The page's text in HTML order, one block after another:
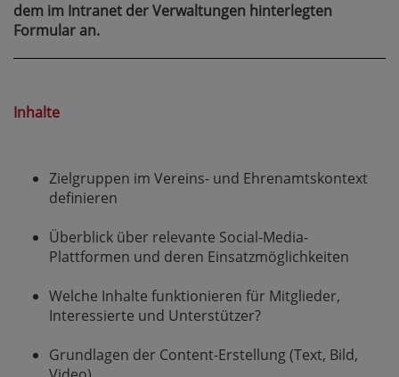
dem im Intranet der Verwaltungen hinterlegten
Formular an.
Inhalte
Zielgruppen im Vereins- und Ehrenamtskontext
definieren
Überblick über relevante Social-Media-
Plattformen und deren Einsatzmöglichkeiten
Welche Inhalte funktionieren für Mitglieder,
Interessierte und Unterstützer?
Grundlagen der Content-Erstellung (Text, Bild,